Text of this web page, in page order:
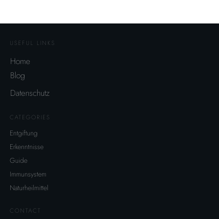
USEFUL LINKS
Home
Blog
Datenschutz
CATEGORIES
Entgiftung
Erkenntnisse
Guide
Immunsystem
Naturheilmittel
CONTACT